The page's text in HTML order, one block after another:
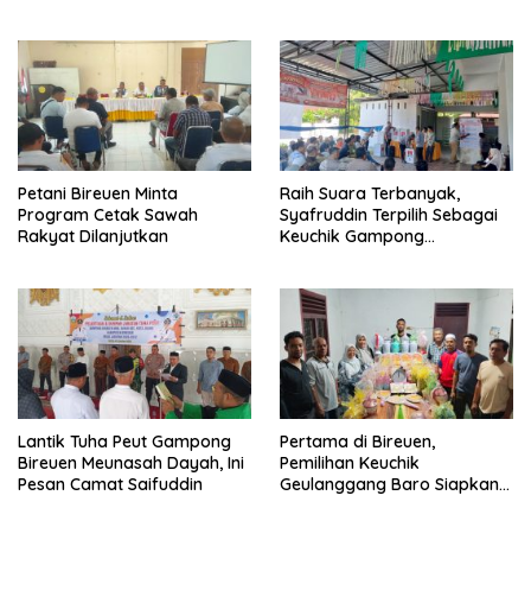
Petani Bireuen Minta
Program Cetak Sawah
Rakyat Dilanjutkan
Raih Suara Terbanyak,
Syafruddin Terpilih Sebagai
Keuchik Gampong
Lantik Tuha Peut Gampong
Bireuen Meunasah Dayah, Ini
Pertama di Bireuen,
Pemilihan Keuchik
Geulanggang Baro Siapkan